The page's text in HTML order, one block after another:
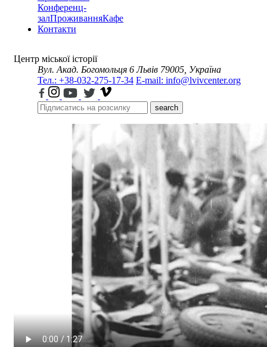
Конференц-
залПроживанняКафе
Контакти
Центр міської історії
Вул. Акад. Богомольця 6 Львів 79005, Україна
Тел.: +38-032-275-17-34 E-mail: info@lvivcenter.org
search